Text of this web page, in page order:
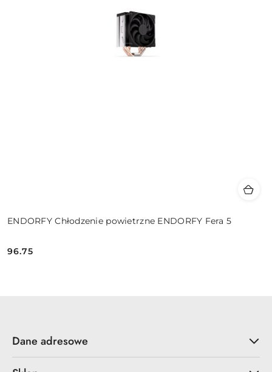
ENDORFY Chłodzenie powietrzne ENDORFY Fera 5
Cena:
96.75
Dane adresowe